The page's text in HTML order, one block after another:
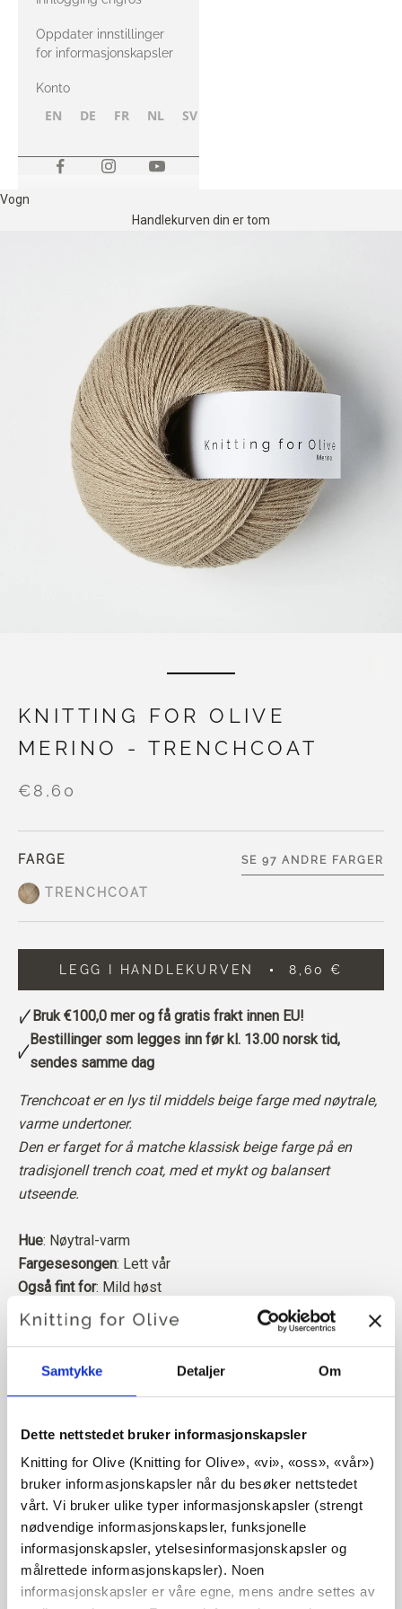
Samtykke Detaljer Om
Dette nettstedet bruker informasjonskapsler
Knitting for Olive (Knitting for Olive», «vi», «oss», «vår»)
bruker informasjonskapsler når du besøker nettstedet
vårt. Vi bruker ulike typer informasjonskapsler (strengt
nødvendige informasjonskapsler, funksjonelle
informasjonskapsler, ytelsesinformasjonskapsler og
målrettede informasjonskapsler). Noen
informasjonskapsler er våre egne, mens andre settes av
Oppdater innstillinger
for informasjonskapsler
Konto
EN DE FR NL SV
Vogn
Handlekurven din er tom
KNITTING FOR OLIVE
MERINO - TRENCHCOAT
€8,60
FARGE
TRENCHCOAT
SE 97 ANDRE FARGER
LEGG I HANDLEKURVEN 8,60 €
Bruk€100,0 mer og få gratis frakt innen EU!
Bestillinger som legges inn før kl. 13.00 norsk tid,
sendes samme dag
Trenchcoat er en lys til middels beige farge med nøytrale,
varme undertoner.
Den er farget for å matcheklassisk beige farge på en
tradisjonell trench coat, med et mykt og balansert
utseende.
Hue: Nøytral-varm
Fargesesongen: Lett vår
Også fint for: Mild høst
Merinoullen vår kommer fra sauer som er avlet opp i
spores direkte tilbake til gården den kommer fra. På
hvilke sauer som har laget ullen vår.
Merinoull har mange gode egenskaper. Den er
temperaturregulerende. Det vil si at ullen holder kroppen
varm i kaldt vær, og frigjør varme i varmt vær, slik at huden
holdes kjølig. Samtidig kan ull, i likhet med silke,
transportere fuktighet bort fra huden, og kan absorbere 30
% av sin egen vekt uten å føles våt.